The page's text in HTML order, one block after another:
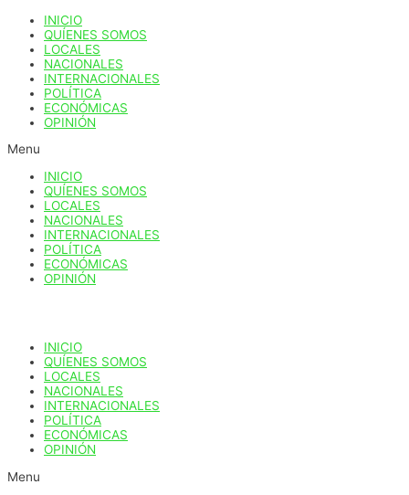
contenido
INICIO
QUÍENES SOMOS
LOCALES
NACIONALES
INTERNACIONALES
POLÍTICA
ECONÓMICAS
OPINIÓN
Menu
INICIO
QUÍENES SOMOS
LOCALES
NACIONALES
INTERNACIONALES
POLÍTICA
ECONÓMICAS
OPINIÓN
INICIO
QUÍENES SOMOS
LOCALES
NACIONALES
INTERNACIONALES
POLÍTICA
ECONÓMICAS
OPINIÓN
Menu